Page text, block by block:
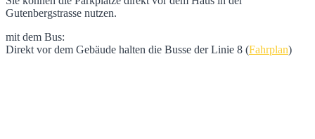
Gutenbergstrasse nutzen.
mit dem Bus:
Direkt vor dem Gebäude halten die Busse der Linie 8 (Fahrplan)